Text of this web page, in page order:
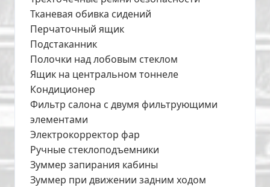
Тканевая обивка сидений
Перчаточный ящик
Подстаканник
Полочки над лобовым стеклом
Ящик на центральном тоннеле
Кондиционер
Фильтр салона с двумя фильтрующими
элементами
Электрокорректор фар
Ручные стеклоподъемники
Зуммер запирания кабины
Зуммер при движении задним ходом